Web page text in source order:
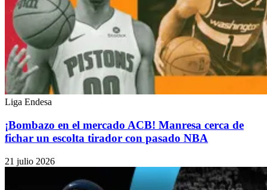
Liga Endesa
¡Bombazo en el mercado ACB! Manresa cerca de
fichar un escolta tirador con pasado NBA
21 julio 2026